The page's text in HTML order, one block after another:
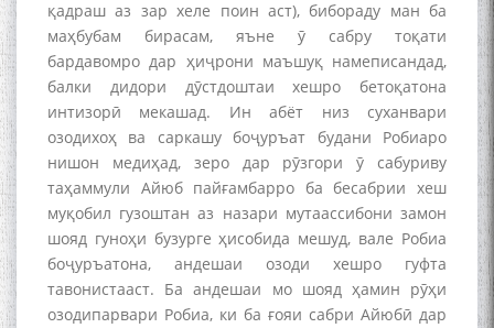
қадраш аз зар хеле поин аст), бибораду ман ба
маҳбубам бирасам, яъне ӯ сабру тоқати
бардавомро дар ҳиҷрони маъшуқ намеписандад,
балки дидори дӯстдоштаи хешро бетоқатона
интизорӣ мекашад. Ин абёт низ суханвари
озодихоҳ ва саркашу боҷуръат будани Робиаро
нишон медиҳад, зеро дар рӯзгори ӯ сабуриву
таҳаммули Айюб пайғамбарро ба бесабрии хеш
муқобил гузоштан аз назари мутаассибони замон
шояд гуноҳи бузурге ҳисобида мешуд, вале Робиа
боҷуръатона, андешаи озоди хешро гуфта
тавонистааст. Ба андешаи мо шояд ҳамин рӯҳи
озодипарвари Робиа, ки ба ғояи сабри Айюбӣ дар